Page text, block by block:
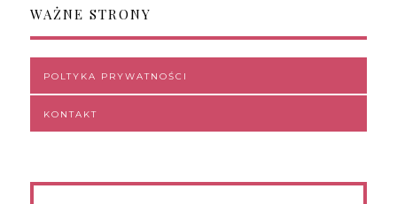
WAŻNE STRONY
POLTYKA PRYWATNOŚCI
KONTAKT